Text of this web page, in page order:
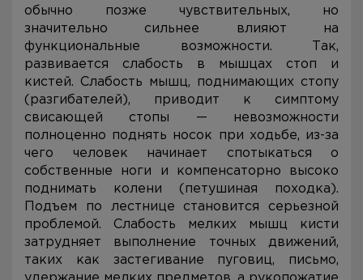
обычно позже чувствительных, но
значительно сильнее влияют на
функциональные возможности. Так,
развивается слабость в мышцах стоп и
кистей. Слабость мышц, поднимающих стопу
(разгибателей), приводит к симптому
свисающей стопы — невозможности
полноценно поднять носок при ходьбе, из-за
чего человек начинает спотыкаться о
собственные ноги и компенсаторно высоко
поднимать колени (петушиная походка).
Подъем по лестнице становится серьезной
проблемой. Слабость мелких мышц кисти
затрудняет выполнение точных движений,
таких как застегивание пуговиц, письмо,